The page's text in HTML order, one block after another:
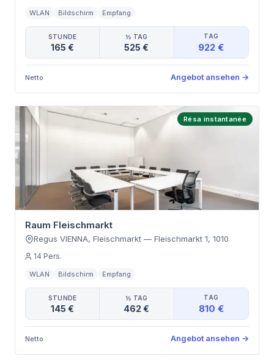
WLAN Bildschirm Empfang
STUNDE
165 €
½ TAG
525 €
TAG
922 €
Netto Angebot ansehen →
Résa instantanée
Raum Fleischmarkt
Regus VIENNA, Fleischmarkt — Fleischmarkt 1, 1010
14 Pers.
WLAN Bildschirm Empfang
STUNDE
145 €
½ TAG
462 €
TAG
810 €
Netto Angebot ansehen →